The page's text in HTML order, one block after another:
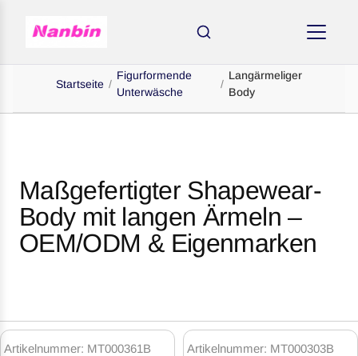
Startseite /
Figurformende
Unterwäsche
/
Langärmeliger
Body
Maßgefertigter Shapewear-
Body mit langen Ärmeln –
OEM/ODM & Eigenmarken
Long
Sleeve
Artikelnummer: MT000361B
Artikelnummer: MT000303B